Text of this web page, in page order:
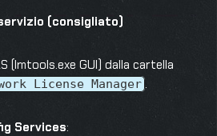
(consigliato)
(lmtools.exe GUI) dalla cartella
License Manager .
Services: